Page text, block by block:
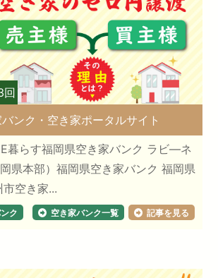
ンク・空き家ポータルサイト
暮らす福岡県空き家バンク ラビ―ネ
県本部）福岡県空き家バンク 福岡県
空き家...
ク 空き家バンク一覧 記事を見る